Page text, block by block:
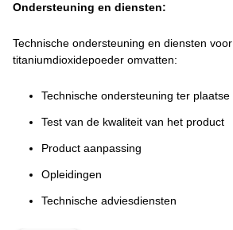
Ondersteuning en diensten:
Technische ondersteuning en diensten voor
titaniumdioxidepoeder omvatten:
Technische ondersteuning ter plaatse
Test van de kwaliteit van het product
Product aanpassing
Opleidingen
Technische adviesdiensten